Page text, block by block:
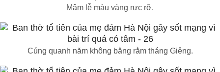
Mâm lễ màu vàng rực rỡ.
Cúng quanh năm không bằng rằm tháng Giêng.